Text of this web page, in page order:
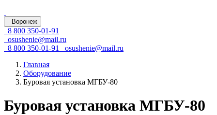
Воронеж
8 800 350-01-91
osushenie@mail.ru
8 800 350-01-91
osushenie@mail.ru
Главная
Оборудование
Буровая установка МГБУ-80
Буровая установка МГБУ-80